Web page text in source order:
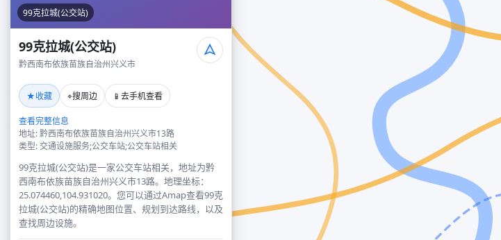
99克拉城(公交站)
99克拉城(公交站)
黔西南布依族苗族自治州兴义市
★收藏 ⌖搜周边 📱 去手机查看
查看完整信息
地址: 黔西南布依族苗族自治州兴义市13路
类型: 交通设施服务;公交车站;公交车站相关
99克拉城(公交站)是一家公交车站相关，地址为黔
西南布依族苗族自治州兴义市13路。地理坐标：
25.074460,104.931020。您可以通过Amap查看99克
拉城(公交站)的精确地图位置、规划到达路线，以及
查找周边设施。